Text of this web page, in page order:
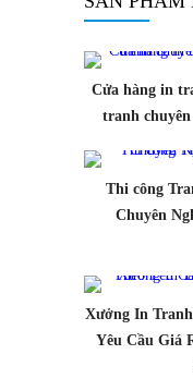
Cửa hàng in
tranh
Thi công
Chuyên
Xưởng In
Yêu Cầu Giá